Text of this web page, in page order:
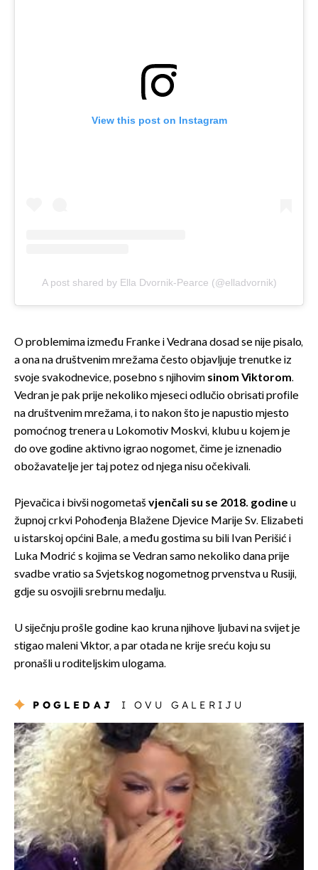
View this post on Instagram
A post shared by Ella Dvornik-Pearce (@elladvornik)
O problemima između Franke i Vedrana dosad se nije pisalo,
a ona na društvenim mrežama često objavljuje trenutke iz
svoje svakodnevice, posebno s njihovim sinom Viktorom.
Vedran je pak prije nekoliko mjeseci odlučio obrisati profile
na društvenim mrežama, i to nakon što je napustio mjesto
pomoćnog trenera u Lokomotiv Moskvi, klubu u kojem je
do ove godine aktivno igrao nogomet, čime je iznenadio
obožavatelje jer taj potez od njega nisu očekivali.
Pjevačica i bivši nogometaš vjenčali su se 2018. godine u
župnoj crkvi Pohođenja Blažene Djevice Marije Sv. Elizabeti
u istarskoj općini Bale, a među gostima su bili Ivan Perišić i
Luka Modrić s kojima se Vedran samo nekoliko dana prije
svadbe vratio sa Svjetskog nogometnog prvenstva u Rusiji,
gdje su osvojili srebrnu medalju.
U siječnju prošle godine kao kruna njihove ljubavi na svijet je
stigao maleni Viktor, a par otada ne krije sreću koju su
pronašli u roditeljskim ulogama.
POGLEDAJ I OVU GALERIJU